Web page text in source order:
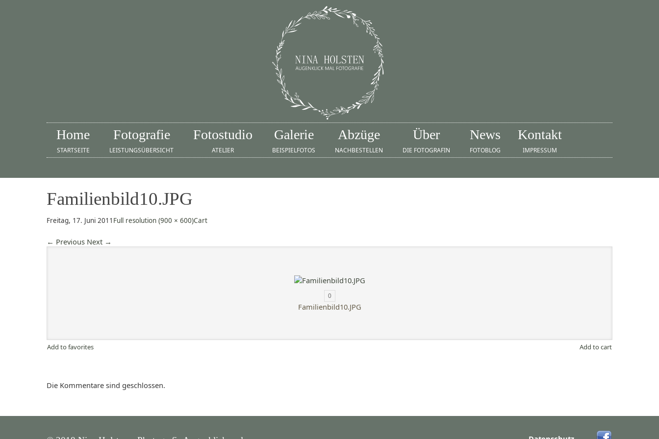
Home
STARTSEITE
Fotografie
LEISTUNGSÜBERSICHT
Fotostudio
ATELIER
Galerie
BEISPIELFOTOS
Abzüge
NACHBESTELLEN
Über
DIE FOTOGRAFIN
News
FOTOBLOG
Kontakt
IMPRESSUM
Familienbild10.JPG
Freitag, 17. Juni 2011 Full resolution (900 × 600)Cart
← Previous Next →
0
Familienbild10.JPG
Add to favorites Add to cart
Die Kommentare sind geschlossen.